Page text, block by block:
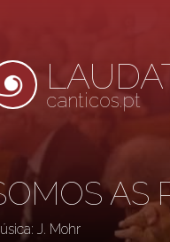
canticos.pt
AS
J. Mohr